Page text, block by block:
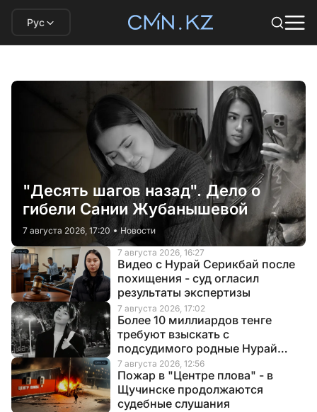
Рус
"Десять шагов назад". Дело о
гибели Сании Жубанышевой
7 августа 2026, 17:20 Новости
Видео с Нурай Серикбай после
похищения - суд огласил
результаты экспертизы
7 августа 2026, 16:27
Более 10 миллиардов тенге
требуют взыскать с
подсудимого родные Нурай
Серикбай
7 августа 2026, 17:02
Пожар в "Центре плова" - в
Щучинске продолжаются
судебные слушания
7 августа 2026, 12:56